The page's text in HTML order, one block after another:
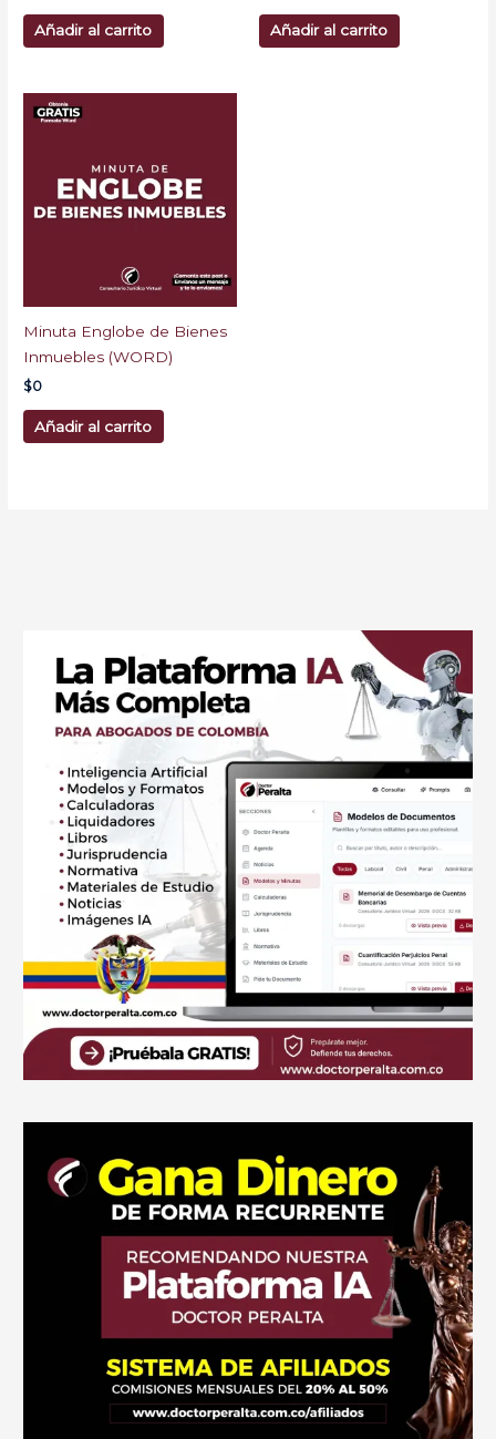
Añadir al carrito Añadir al carrito
Minuta Englobe de Bienes
Inmuebles (WORD)
$0
Añadir al carrito